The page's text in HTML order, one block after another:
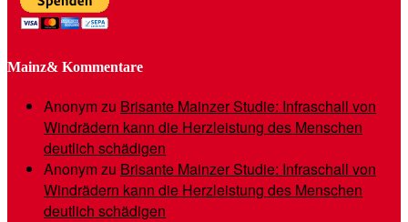
Mainz& Kommentare
Anonymzu Brisante Mainzer Studie: Infraschall von
Windrädern kann die Herzleistung des Menschen
deutlich schädigen
Anonymzu Brisante Mainzer Studie: Infraschall von
Windrädern kann die Herzleistung des Menschen
deutlich schädigen